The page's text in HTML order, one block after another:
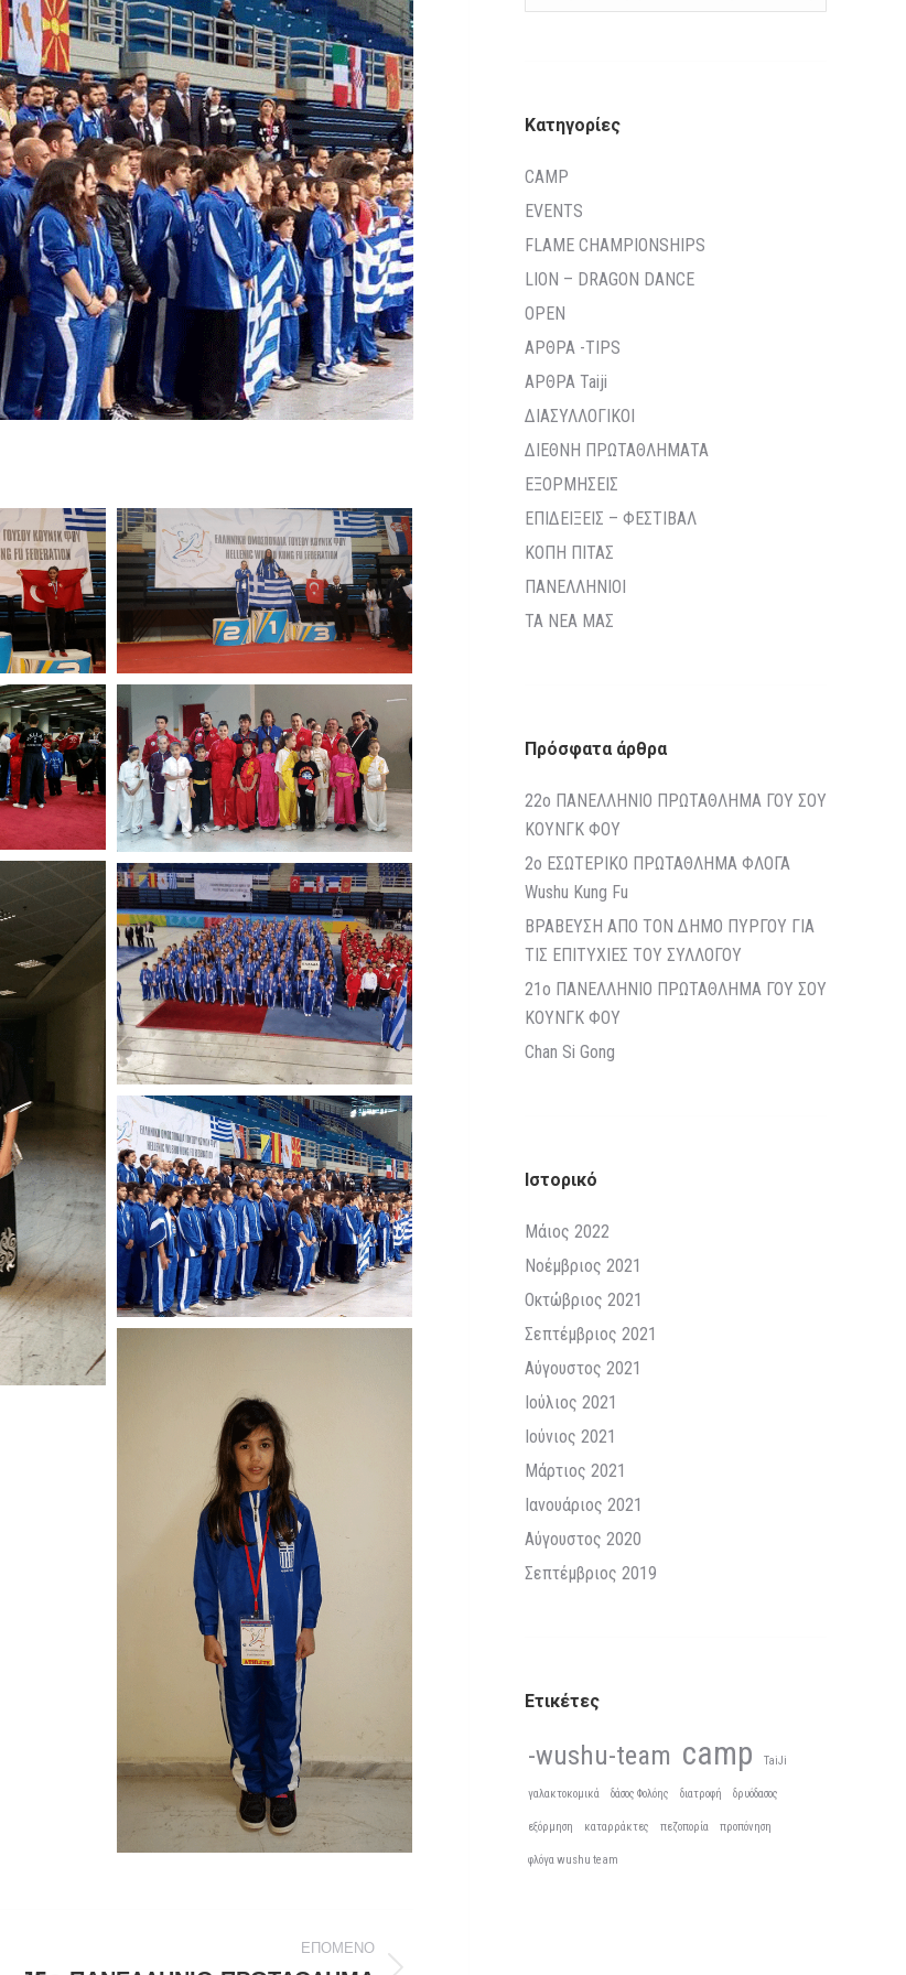
ΕΠΌΜΕΝΟ
Kατηγορίες
CAMP
EVENTS
FLAME CHAMPIONSHIPS
LION – DRAGON DANCE
OPEN
ΑΡΘΡΑ -TIPS
ΑΡΘΡΑ Taiji
ΔΙΑΣΥΛΛΟΓΙΚΟΙ
ΔΙΕΘΝΗ ΠΡΩΤΑΘΛΗΜΑΤΑ
ΕΞΟΡΜΗΣΕΙΣ
ΕΠΙΔΕΙΞΕΙΣ – ΦΕΣΤΙΒΑΛ
ΚΟΠΗ ΠΙΤΑΣ
ΠΑΝΕΛΛΗΝΙΟΙ
ΤΑ ΝΕΑ ΜΑΣ
Πρόσφατα άρθρα
22o ΠΑΝΕΛΛΗΝΙΟ ΠΡΩΤΑΘΛΗΜΑ ΓΟΥ ΣΟΥ
ΚΟΥΝΓΚ ΦΟΥ
2ο ΕΣΩΤΕΡΙΚΟ ΠΡΩΤΑΘΛΗΜΑ ΦΛΟΓΑ
Wushu Kung Fu
ΒΡΑΒΕΥΣΗ ΑΠΟ ΤΟΝ ΔΗΜΟ ΠΥΡΓΟΥ ΓΙΑ
ΤΙΣ ΕΠΙΤΥΧΙΕΣ ΤΟΥ ΣΥΛΛΟΓΟΥ
21o ΠΑΝΕΛΛΗΝΙΟ ΠΡΩΤΑΘΛΗΜΑ ΓΟΥ ΣΟΥ
ΚΟΥΝΓΚ ΦΟΥ
Chan Si Gong
Ιστορικό
Μάιος 2022
Νοέμβριος 2021
Οκτώβριος 2021
Σεπτέμβριος 2021
Αύγουστος 2021
Ιούλιος 2021
Ιούνιος 2021
Μάρτιος 2021
Ιανουάριος 2021
Αύγουστος 2020
Σεπτέμβριος 2019
Ετικέτες
-wushu-team camp TaiJi
γαλακτοκομικά δάσος Φολόης διατροφή δρυόδασος
εξόρμηση καταρράκτες πεζοπορία προπόνηση
φλόγα wushu team